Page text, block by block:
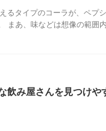
るタイプのコーラが、ペプ
まあ、味などは想像の範囲
飲み屋さんを見つけ